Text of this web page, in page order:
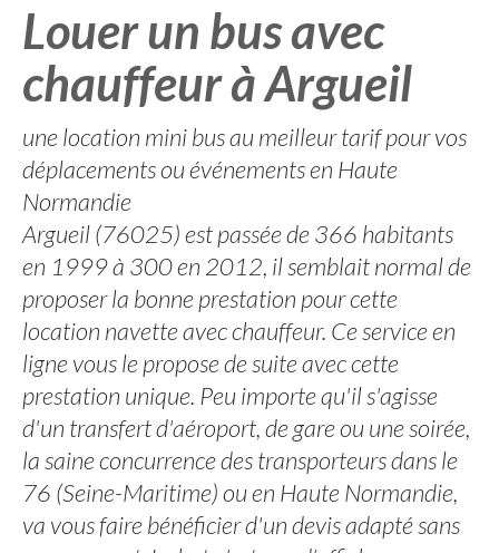
Louer un bus avec
chauffeur à Argueil
une location mini bus au meilleur tarif pour vos
déplacements ou événements en Haute
Normandie
Argueil (76025) est passée de 366 habitants
en 1999 à 300 en 2012, il semblait normal de
proposer la bonne prestation pour cette
location navette avec chauffeur. Ce service en
ligne vous le propose de suite avec cette
prestation unique. Peu importe qu'il s'agisse
d'un transfert d'aéroport, de gare ou une soirée,
la saine concurrence des transporteurs dans le
76 (Seine-Maritime) ou en Haute Normandie,
va vous faire bénéficier d'un devis adapté sans